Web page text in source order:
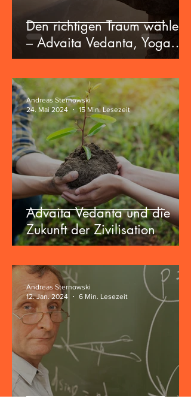
Den richtigen Traum wählen
– Advaita Vedanta, Yoga
und die Zukunft der
Zivilisation
Advaita Vedanta und die
Zukunft der Zivilisation
Andreas Sternowski
24. Mai 2024
15 Min. Lesezeit
Andreas Sternowski
12. Jan. 2024
6 Min. Lesezeit